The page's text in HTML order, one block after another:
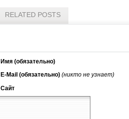
RELATED POSTS
Имя (обязательно)
E-Mail (обязательно) (никто не узнает)
Сайт